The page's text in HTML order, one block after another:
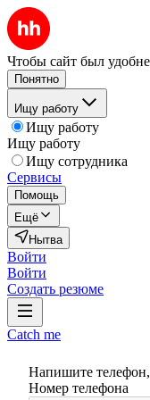
Чтобы сайт был
Понятно
Ищу работу
Ищу работу
Ищу работу
Ищу сотрудника
Сервисы
Помощь
Ещё
Нытва
Войти
Войти
Создать резюме
Catch me
Напишите телефон,
Номер телефона